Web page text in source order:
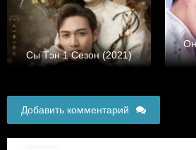
Сы Тэн 1 Сезон (2021)
Добавить комментарий